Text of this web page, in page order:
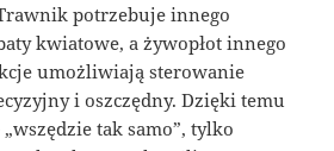
potrzebuje innego
kwiatowe, a żywopłot innego
umożliwiają sterowanie
i oszczędny. Dzięki temu
tak samo”, tylko